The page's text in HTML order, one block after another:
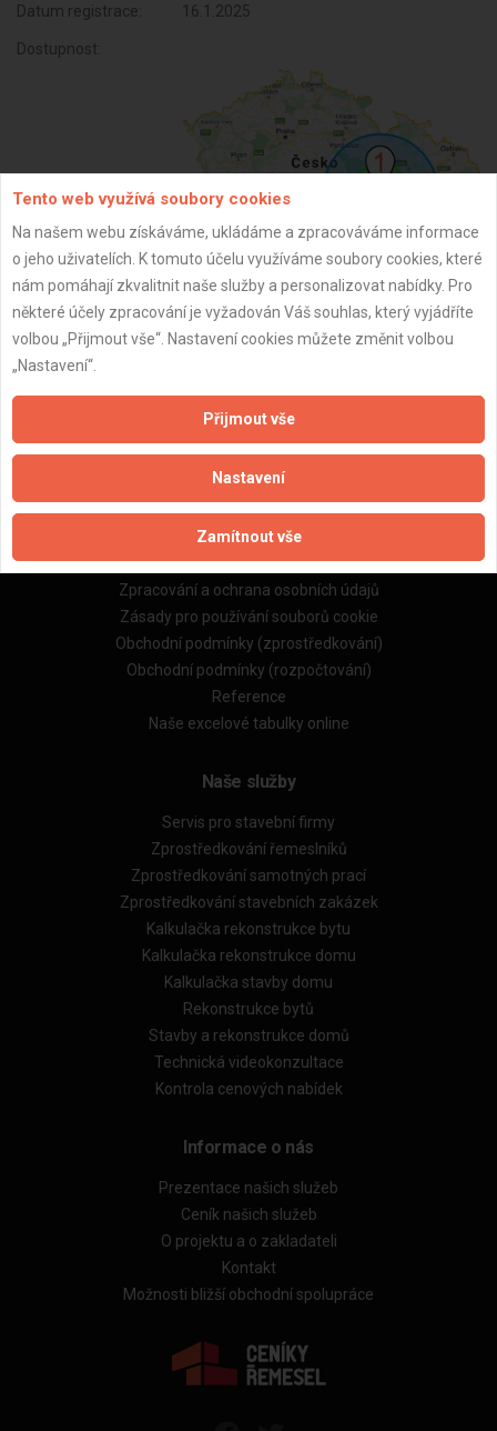
Datum registrace: 16.1.2025
Dostupnost:
ZPĚT
Naše firmy a řemeslníci
Zpracování a ochrana osobních údajů
Zásady pro používání souborů cookie
Obchodní podmínky (zprostředkování)
Obchodní podmínky (rozpočtování)
Reference
Naše excelové tabulky online
Naše služby
Servis pro stavební firmy
Zprostředkování řemeslníků
Zprostředkování samotných prací
Zprostředkování stavebních zakázek
Kalkulačka rekonstrukce bytu
Kalkulačka rekonstrukce domu
Kalkulačka stavby domu
Rekonstrukce bytů
Stavby a rekonstrukce domů
Technická videokonzultace
Kontrola cenových nabídek
Informace o nás
Prezentace našich služeb
Ceník našich služeb
O projektu a o zakladateli
Kontakt
Možnosti bližší obchodní spolupráce
Tento web využívá soubory cookies
Na našem webu získáváme, ukládáme a zpracováváme informace
o jeho uživatelích. K tomuto účelu využíváme soubory cookies, které
nám pomáhají zkvalitnit naše služby a personalizovat nabídky. Pro
některé účely zpracování je vyžadován Váš souhlas, který vyjádříte
volbou „Přijmout vše“. Nastavení cookies můžete změnit volbou
„Nastavení“.
Přijmout vše
Nastavení
Zamítnout vše